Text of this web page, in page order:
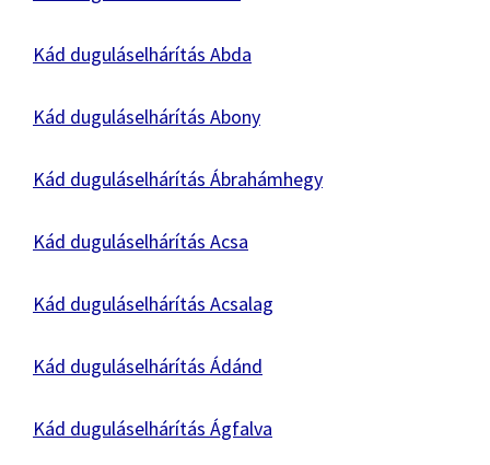
Kád duguláselhárítás Abda
Kád duguláselhárítás Abony
Kád duguláselhárítás Ábrahámhegy
Kád duguláselhárítás Acsa
Kád duguláselhárítás Acsalag
Kád duguláselhárítás Ádánd
Kád duguláselhárítás Ágfalva